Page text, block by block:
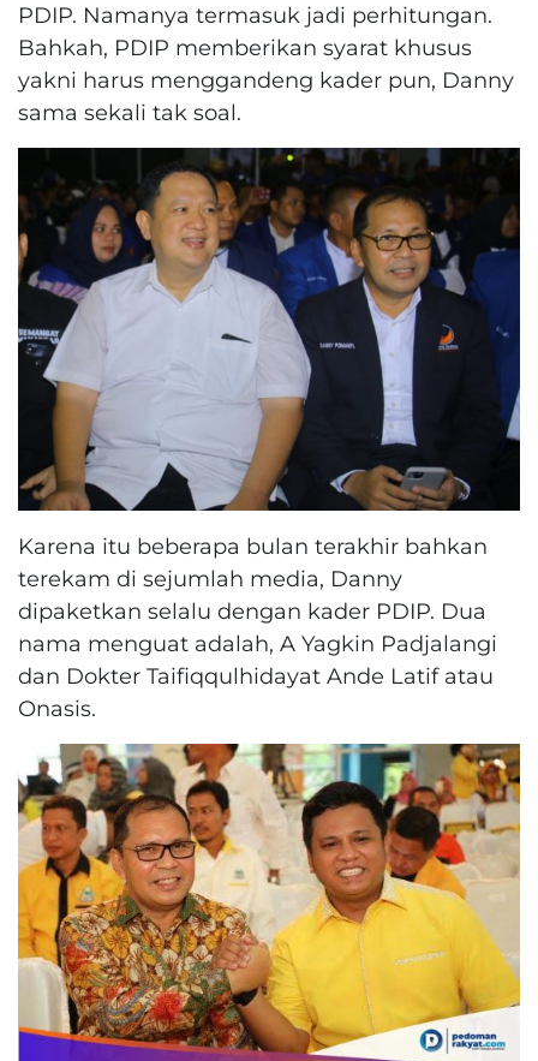
PDIP. Namanya termasuk jadi perhitungan.
Bahkah, PDIP memberikan syarat khusus
yakni harus menggandeng kader pun, Danny
sama sekali tak soal.
Karena itu beberapa bulan terakhir bahkan
terekam di sejumlah media, Danny
dipaketkan selalu dengan kader PDIP. Dua
nama menguat adalah, A Yagkin Padjalangi
dan Dokter Taifiqqulhidayat Ande Latif atau
Onasis.